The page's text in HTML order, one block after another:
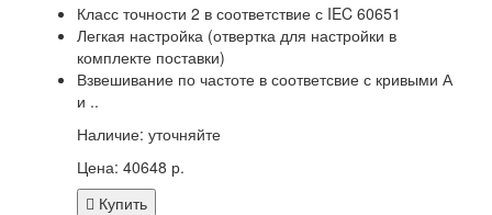
Класс точности 2 в соответствие с IEC 60651
Легкая настройка (отвертка для настройки в
комплекте поставки)
Взвешивание по частоте в соответсвие с кривыми А
и ..
Наличие: уточняйте
Цена: 40648 р.
Купить